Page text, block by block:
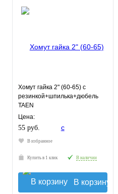
Хомут гайка 2" (60-65) с
резинкой+шпилька+дюбель
TAEN
Цена:
55 руб.
В избранное
Купить в 1 клик В наличии
В корзину